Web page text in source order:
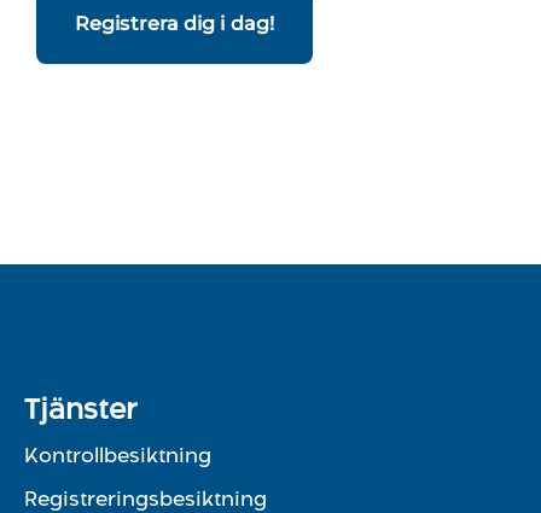
Registrera dig i dag!
Tjänster
Kontrollbesiktning
Registreringsbesiktning